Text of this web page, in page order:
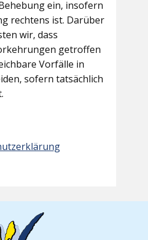
ein, insofern
rechtens ist. Darüber
wir, dass
getroffen
Vorfälle in
sofern tatsächlich